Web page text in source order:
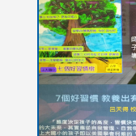
to
https://
usp=sharing
to
https://